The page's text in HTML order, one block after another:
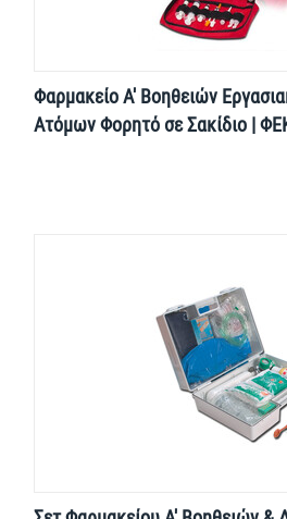
Φαρμακείο Α' Βοηθειών
Ατόμων Φορητό σε Σακίδιο |